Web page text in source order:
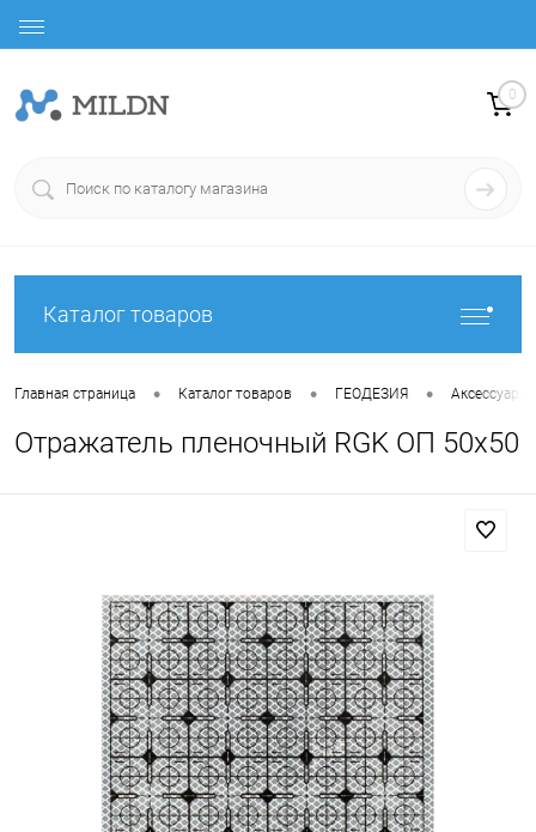
0
Каталог товаров
Главная страница • Каталог товаров • ГЕОДЕЗИЯ • Аксессуары
Отражатель пленочный RGK ОП 50х50